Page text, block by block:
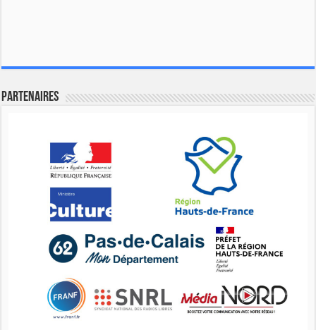
Partenaires